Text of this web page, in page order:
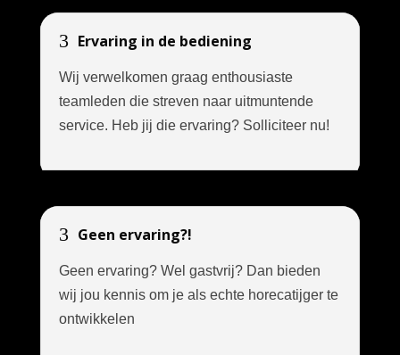
3 Ervaring in de bediening
Wij verwelkomen graag enthousiaste
teamleden die streven naar uitmuntende
service. Heb jij die ervaring? Solliciteer nu!
3 Geen ervaring?!
Geen ervaring? Wel gastvrij? Dan bieden
wij jou kennis om je als echte horecatijger te
ontwikkelen